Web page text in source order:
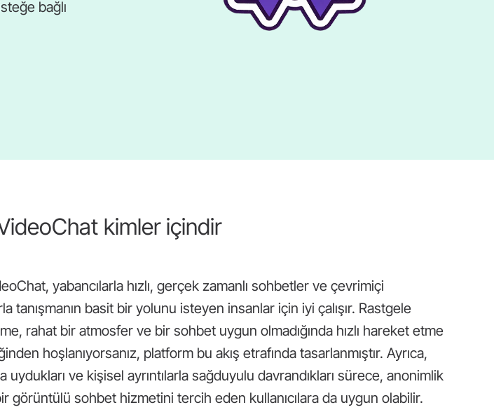
bağlı
kimler içindir
yabancılarla hızlı, gerçek zamanlı sohbetler ve çevrimiçi
tanışmanın basit bir yolunu isteyen insanlar için iyi çalışır. Rastgele
rahat bir atmosfer ve bir sohbet uygun olmadığında hızlı hareket etme
hoşlanıyorsanız, platform bu akış etrafında tasarlanmıştır. Ayrıca,
uydukları ve kişisel ayrıntılarla sağduyulu davrandıkları sürece, anonimlik
görüntülü sohbet hizmetini tercih eden kullanıcılara da uygun olabilir.